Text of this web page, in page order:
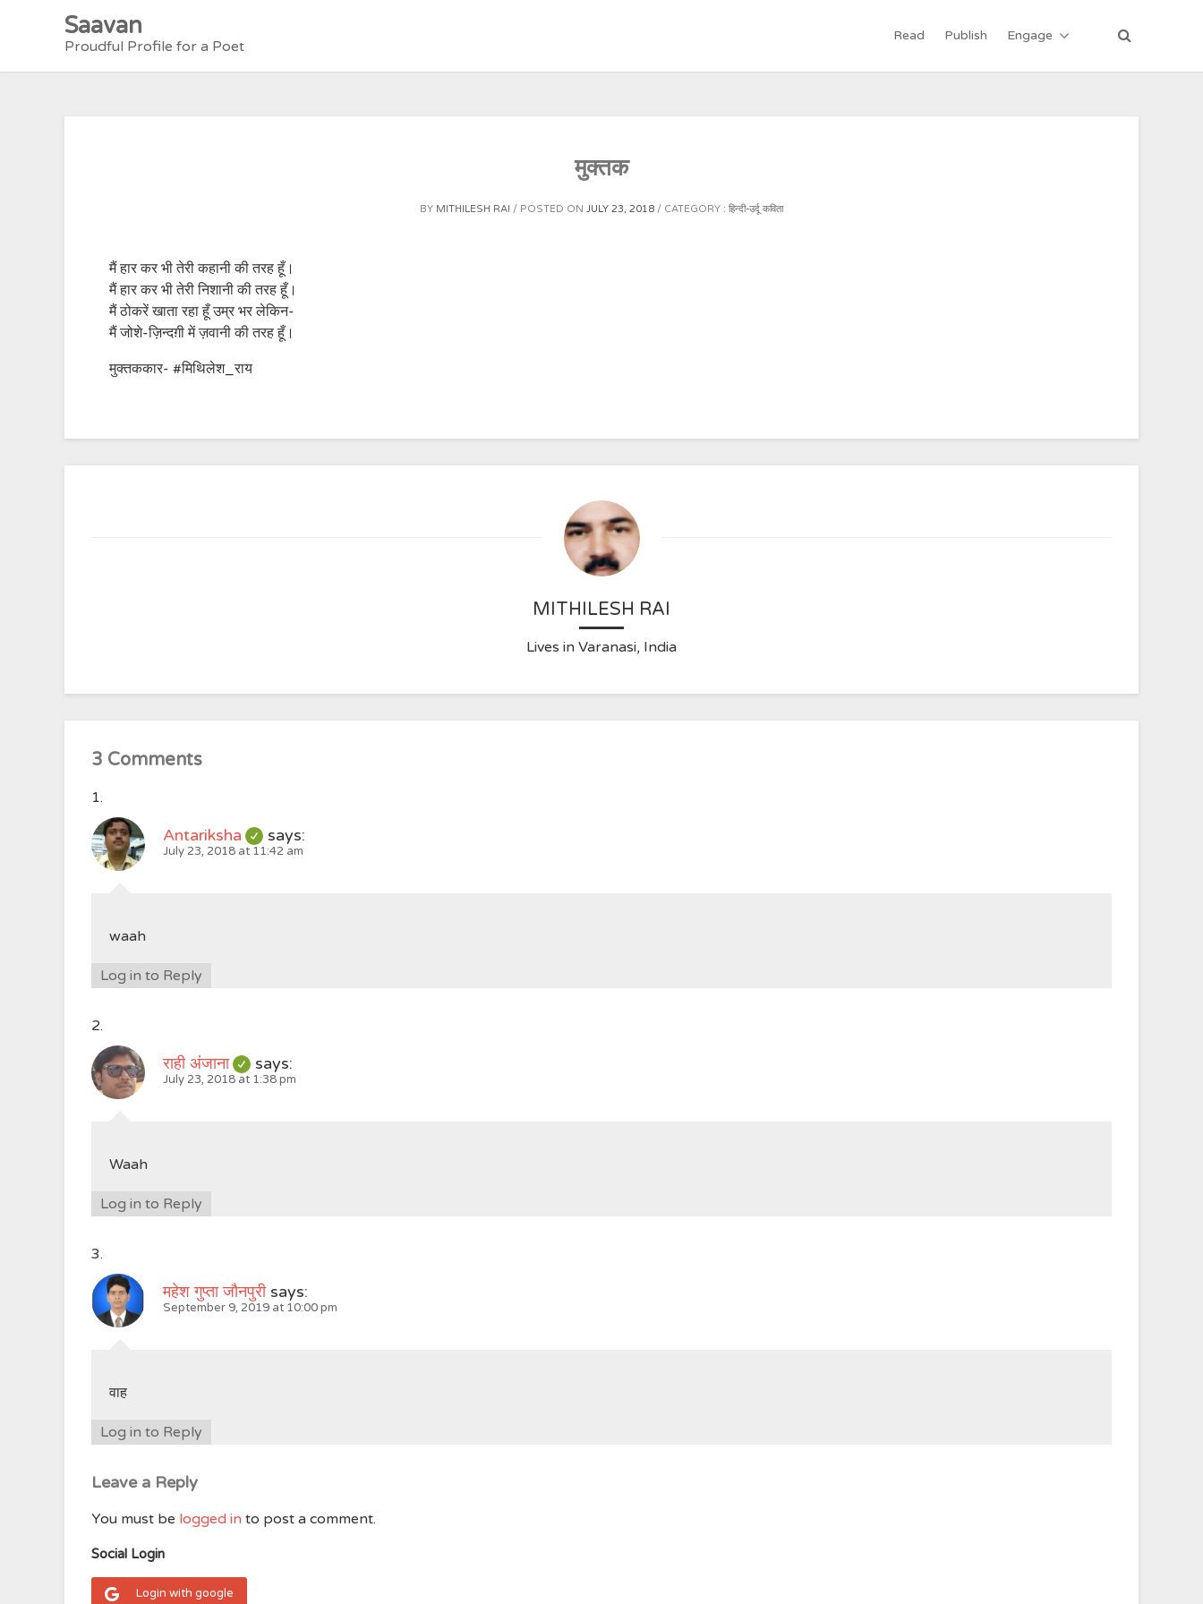
Saavan
Proudful Profile for a Poet
Read Publish Engage
मुक्तक
BY MITHILESH RAI POSTED ON JULY 23, 2018 CATEGORY : हिन्दी-उर्दू कविता
मैं हार कर भी तेरी कहानी की तरह हूँ।
मैं हार कर भी तेरी निशानी की तरह हूँ।
मैं ठोकरें खाता रहा हूँ उम्र भर लेकिन-
मैं जोशे-ज़िन्दग़ी में ज़वानी की तरह हूँ।
मुक्तककार- #मिथिलेश_राय
MITHILESH RAI
Lives in Varanasi, India
3 Comments
Antariksha says:
July 23, 2018 at 11:42 am
waah
Log in to Reply
राही अंजाना says:
July 23, 2018 at 1:38 pm
Waah
Log in to Reply
महेश गुप्ता जौनपुरी says:
September 9, 2019 at 10:00 pm
वाह
Log in to Reply
Leave a Reply
You must be logged in to post a comment.
Social Login
Login with google